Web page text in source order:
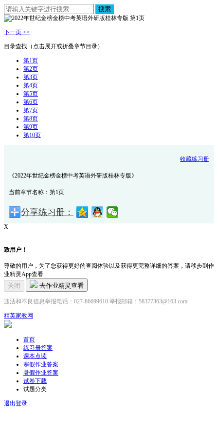
搜索
下一页 >>
目录查找（点击展开或折叠章节目录）
第1页
第2页
第3页
第4页
第5页
第6页
第7页
第8页
第9页
第10页
收藏练习册
《2022年世纪金榜金榜中考英语外研版桂林专版》
当前章节名称：第1页
分享练习册：
X
致用户！
尊敬的用户，为了您获得更好的查阅体验以及获得更完整详细的答案，请移步到作
业精灵App查看
关闭 去作业精灵查看
违法和不良信息举报电话：027-86699610 举报邮箱：58377363@163.com
精英家教网
首页
练习册答案
课本点读
寒假作业答案
暑假作业答案
试卷下载
试题分类
退出登录